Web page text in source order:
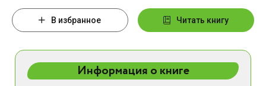
В избранное Читать книгу
Информация о книге